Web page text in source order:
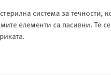
система за
елементи са пасивни. Те се